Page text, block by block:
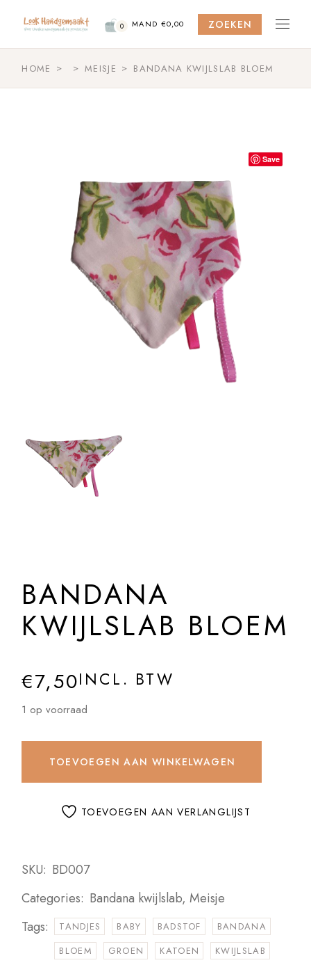
content
0 MAND €0,00 ZOEKEN
HOME MEISJE BANDANA KWIJLSLAB BLOEM
Save
BANDANA
KWIJLSLAB BLOEM
€7,50INCL. BTW
1 op voorraad
TOEVOEGEN AAN WINKELWAGEN
TOEVOEGEN AAN VERLANGLIJST
SKU: BD007
Categories: Bandana kwijlslab,Meisje
Tags:
TANDJES BABY BADSTOF
BANDANA
BLOEM
GROEN KATOEN
KWIJLSLAB